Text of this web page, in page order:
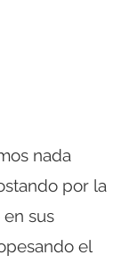
nada
por la
sus
el